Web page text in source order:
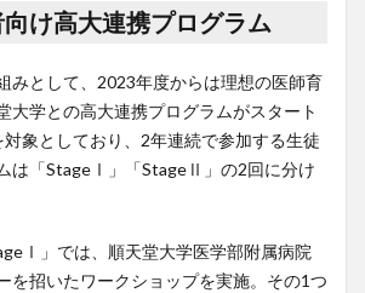
け高大連携プログラム
みとして、2023年度からは理想の医師育
大学との高大連携プログラムがスタート
対象としており、2年連続で参加する生徒
は「StageⅠ」「StageⅡ」の2回に分け
」では、順天堂大学医学部附属病院
を招いたワークショップを実施。その1つ